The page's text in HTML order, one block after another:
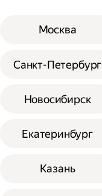
Москва
Санкт-Петербург
Новосибирск
Екатеринбург
Казань